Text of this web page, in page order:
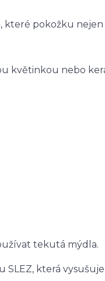
které pokožku
květinkou nebo
tekutá mýdla.
která